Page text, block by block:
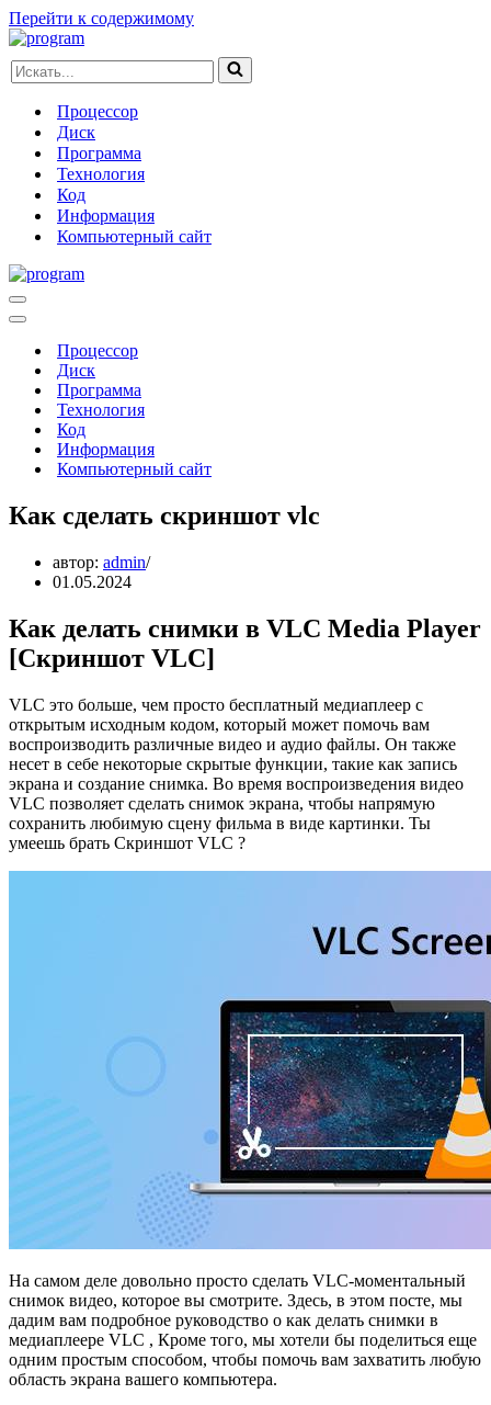
Перейти к содержимому
Искать...
Процессор
Диск
Программа
Технология
Код
Информация
Компьютерный сайт
Меню
навигации
Меню
навигацииПроцессор
Диск
Программа
Технология
Код
Информация
Компьютерный сайт
Как сделать скриншот vlc
автор: admin
01.05.2024
Как делать снимки в VLC Media Player
[Скриншот VLC]
VLC это больше, чем просто бесплатный медиаплеер с
открытым исходным кодом, который может помочь вам
воспроизводить различные видео и аудио файлы. Он также
несет в себе некоторые скрытые функции, такие как запись
экрана и создание снимка. Во время воспроизведения видео
VLC позволяет сделать снимок экрана, чтобы напрямую
сохранить любимую сцену фильма в виде картинки. Ты
умеешь брать Скриншот VLC ?
На самом деле довольно просто сделать VLC-моментальный
снимок видео, которое вы смотрите. Здесь, в этом посте, мы
дадим вам подробное руководство о как делать снимки в
медиаплеере VLC , Кроме того, мы хотели бы поделиться еще
одним простым способом, чтобы помочь вам захватить любую
область экрана вашего компьютера.